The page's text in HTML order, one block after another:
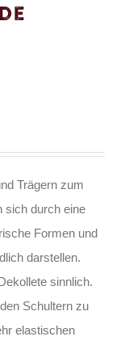
Trägern zum
sich durch eine
Formen und
darstellen.
sinnlich.
Schultern zu
elastischen